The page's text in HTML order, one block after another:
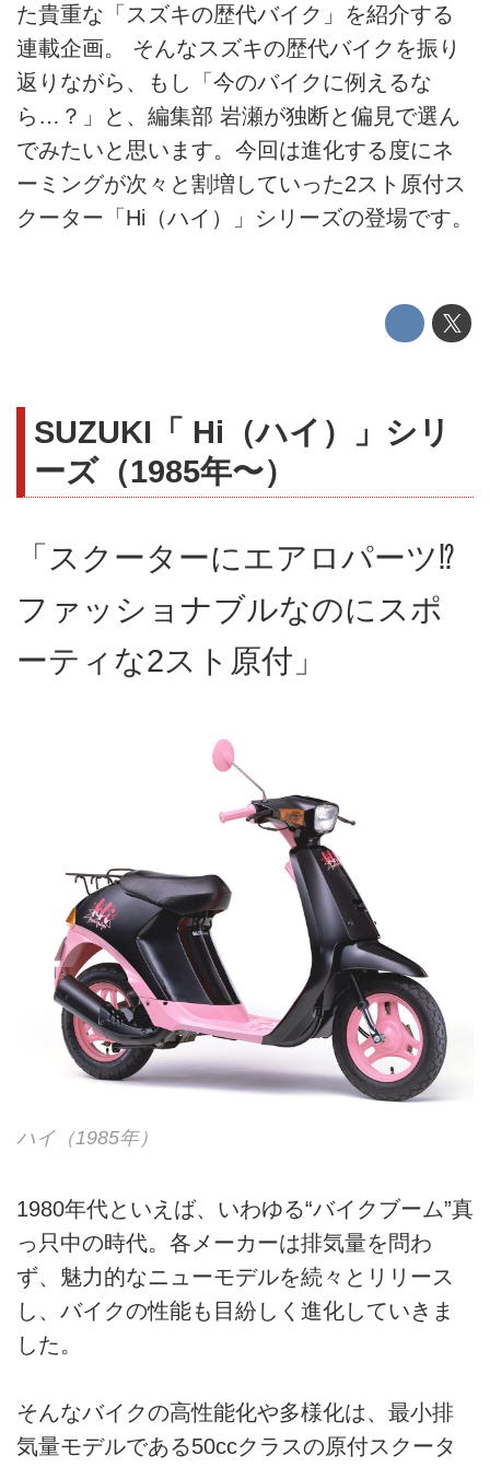
た貴重な「スズキの歴代バイク」を紹介する
連載企画。 そんなスズキの歴代バイクを振り
返りながら、もし「今のバイクに例えるな
ら…？」と、編集部 岩瀬が独断と偏見で選ん
でみたいと思います。今回は進化する度にネ
ーミングが次々と割増していった2スト原付ス
クーター「Hi（ハイ）」シリーズの登場です。
SUZUKI「 Hi（ハイ）」シリ
ーズ（1985年〜）
「スクーターにエアロパーツ⁉︎
ファッショナブルなのにスポ
ーティな2スト原付」
ハイ（1985年）
1980年代といえば、いわゆる“バイクブーム”真
っ只中の時代。各メーカーは排気量を問わ
ず、魅力的なニューモデルを続々とリリース
し、バイクの性能も目紛しく進化していきま
した。
そんなバイクの高性能化や多様化は、最小排
気量モデルである50ccクラスの原付スクータ